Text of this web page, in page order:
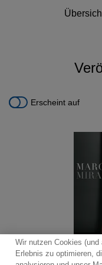
Erscheint auf
Wir nutzen Cookies
Erlebnis zu optimieren,